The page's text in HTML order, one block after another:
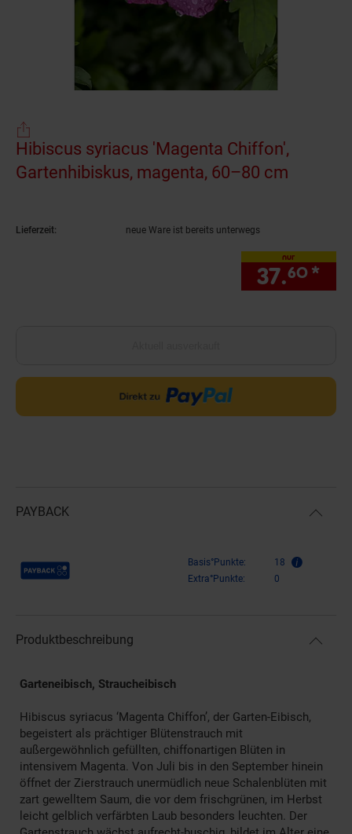
Hibiscus syriacus 'Magenta Chiffon',
Gartenhibiskus, magenta, 60–80 cm
Lieferzeit: neue Ware ist bereits unterwegs
nur
37.60 *
PAYBACK
Payback Punkte Basis°Punkte:
18
Extra°Punkte:
0
Produktbeschreibung
Garteneibisch, Straucheibisch
Hibiscus syriacus ‘Magenta Chiffon’, der Garten-Eibisch,
begeistert als prächtiger Blütenstrauch mit
außergewöhnlich gefüllten, chiffonartigen Blüten in
intensivem Magenta. Von Juli bis in den September hinein
öffnet der Zierstrauch unermüdlich neue Schalenblüten mit
zart gewelltem Saum, die vor dem frischgrünen, im Herbst
leicht gelblich verfärbten Laub besonders leuchten. Der